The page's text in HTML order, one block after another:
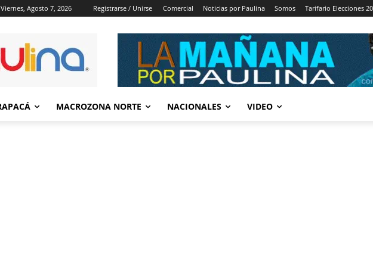
Viernes, Agosto 7, 2026 Registrarse / Unirse Comercial Noticias por Paulina Somos Tarifario Elecciones
MACROZONA NORTE NACIONALES VIDEO